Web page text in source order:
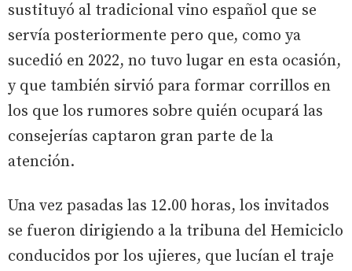
sustituyó al tradicional vino español que se
servía posteriormente pero que, como ya
sucedió en 2022, no tuvo lugar en esta ocasión,
y que también sirvió para formar corrillos en
los que los rumores sobre quién ocupará las
consejerías captaron gran parte de la
atención.
Una vez pasadas las 12.00 horas, los invitados
se fueron dirigiendo a la tribuna del Hemiciclo
conducidos por los ujieres, que lucían el traje